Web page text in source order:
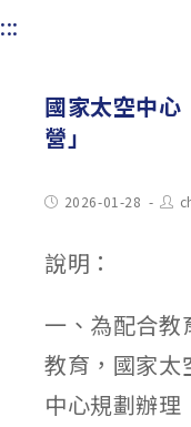
:::
國家太空中
營」
Post2026-01-28
Post
說明：
一、為配合教
教育，國家太
中心規劃辦